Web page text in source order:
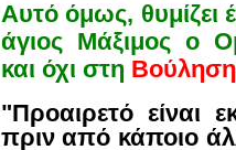
Αυτό όμως, θυμίζει
άγιος Μάξιμος ο
και όχι στη Βούληση
"Προαιρετό είναι
πριν από κάποιο